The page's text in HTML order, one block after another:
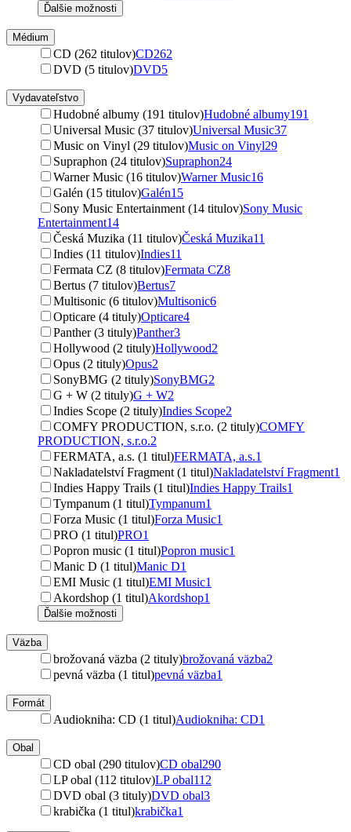
Ďalšie možnosti
Médium
CD (262 titulov)CD262
DVD (5 titulov)DVD5
Vydavateľstvo
Hudobné albumy (191 titulov)Hudobné albumy191
Universal Music (37 titulov)Universal Music37
Music on Vinyl (29 titulov)Music on Vinyl29
Supraphon (24 titulov)Supraphon24
Warner Music (16 titulov)Warner Music16
Galén (15 titulov)Galén15
Sony Music Entertainment (14 titulov)Sony Music
Entertainment14
Česká Muzika (11 titulov)Česká Muzika11
Indies (11 titulov)Indies11
Fermata CZ (8 titulov)Fermata CZ8
Bertus (7 titulov)Bertus7
Multisonic (6 titulov)Multisonic6
Opticare (4 tituly)Opticare4
Panther (3 tituly)Panther3
Hollywood (2 tituly)Hollywood2
Opus (2 tituly)Opus2
SonyBMG (2 tituly)SonyBMG2
G + W (2 tituly)G + W2
Indies Scope (2 tituly)Indies Scope2
COMFY PRODUCTION, s.r.o. (2 tituly)COMFY
PRODUCTION, s.r.o.2
FERMATA, a.s. (1 titul)FERMATA, a.s.1
Nakladatelství Fragment (1 titul)Nakladatelství Fragment1
Indies Happy Trails (1 titul)Indies Happy Trails1
Tympanum (1 titul)Tympanum1
Forza Music (1 titul)Forza Music1
PRO (1 titul)PRO1
Popron music (1 titul)Popron music1
Manic D (1 titul)Manic D1
EMI Music (1 titul)EMI Music1
Akordshop (1 titul)Akordshop1
Ďalšie možnosti
Väzba
brožovaná väzba (2 tituly)brožovaná väzba2
pevná väzba (1 titul)pevná väzba1
Formát
Audiokniha: CD (1 titul)Audiokniha: CD1
Obal
CD obal (290 titulov)CD obal290
LP obal (112 titulov)LP obal112
DVD obal (3 tituly)DVD obal3
krabička (1 titul)krabička1